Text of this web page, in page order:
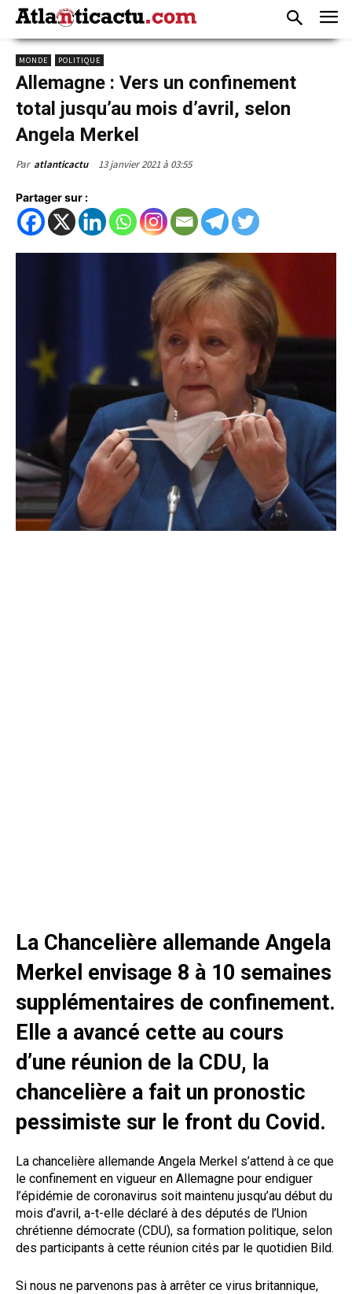
MONDE POLITIQUE
Allemagne : Vers un confinement
total jusqu’au mois d’avril, selon
Angela Merkel
Par atlanticactu 13 janvier 2021 à 03:55
Partager sur :
La Chancelière allemande Angela
Merkel envisage 8 à 10 semaines
supplémentaires de confinement.
Elle a avancé cette au cours
d’une réunion de la CDU, la
chancelière a fait un pronostic
pessimiste sur le front du Covid.
La chancelière allemande Angela Merkel s’attend à ce que
le confinement en vigueur en Allemagne pour endiguer
l’épidémie de coronavirus soit maintenu jusqu’au début du
mois d’avril, a-t-elle déclaré à des députés de l’Union
chrétienne démocrate (CDU), sa formation politique, selon
des participants à cette réunion cités par le quotidien Bild.
Si nous ne parvenons pas à arrêter ce virus britannique,